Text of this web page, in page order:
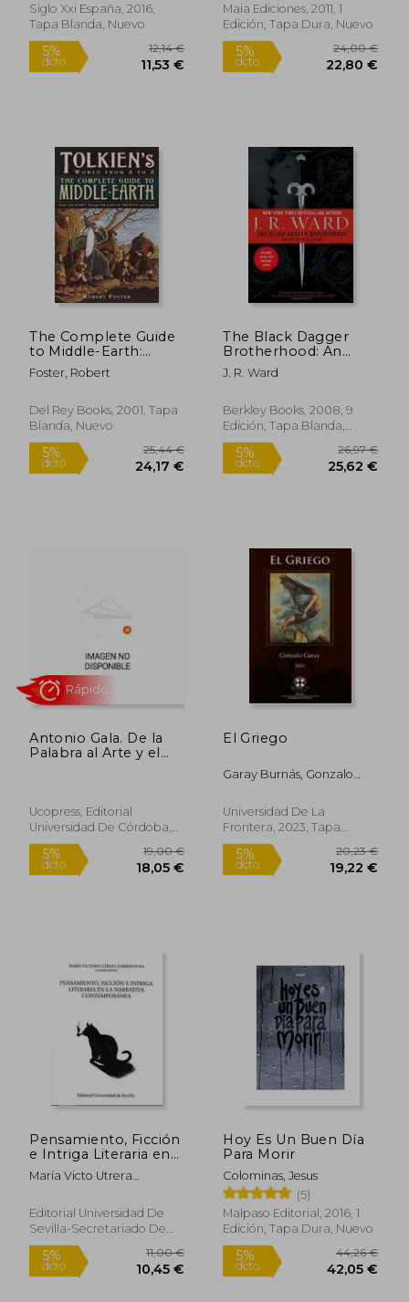
Siglo Xxi España, 2016,
Tapa Blanda, Nuevo
Maia Ediciones, 2011, 1
Edición, Tapa Dura, Nuevo
The Complete Guide
to Middle-Earth:
From the Hobbit
Through the Lord of
Beyond (en Inglés)
Foster, Robert
Del Rey Books, 2001, Tapa
Blanda, Nuevo
dcto. 24,17 €
The Black Dagger
Brotherhood: An
Insider's Guide (en
Inglés)
J. R. Ward
Berkley Books, 2008, 9
Edición, Tapa Blanda,
Nuevo
5%
dcto.
Antonio Gala. De la
Palabra al Arte y el
Ucopress, Editorial
Universidad De Córdoba,
2021, 1 Edición, Tapa
Blanda, Nuevo
Rápido
El Griego
Garay Burnás, Gonzalo
Universidad De La
Frontera, 2023, Tapa
Blanda, Nuevo
Pensamiento, Ficción
e Intriga Literaria en
la Narrativa
Contemporánea
María Victo Utrera
Editorial Universidad De
Sevilla-Secretariado De
Publicaciones, 1 Edición,
Tapa Blanda, Nuevo
Hoy Es Un Buen Día
Para Morir
Colominas, Jesus
(5)
Malpaso Editorial, 2016, 1
Edición, Tapa Dura, Nuevo